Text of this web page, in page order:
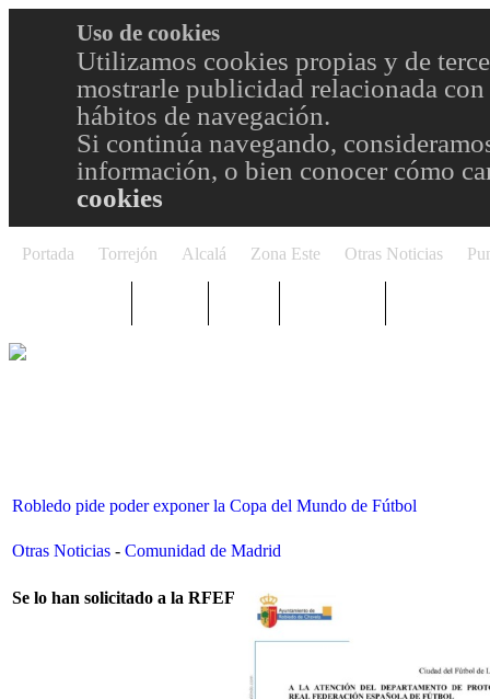
Uso de cookies
Utilizamos cookies propias y de
mostrarle publicidad relacionada
hábitos de navegación.
Si continúa navegando,
información, o bien conocer cómo
cookies
Portada Torrejón Alcalá Zona Este Otras Noticias
Robledo pide poder exponer la Copa del Mundo de Fútbol
Otras Noticias - Comunidad de Madrid
Se lo han solicitado a la RFEF